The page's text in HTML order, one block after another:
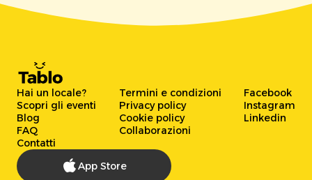
Hai un locale?
Scopri gli eventi
Blog
FAQ
Contatti
Termini e condizioni
Privacy policy
Cookie policy
Collaborazioni
Facebook
Instagram
Linkedin
App Store